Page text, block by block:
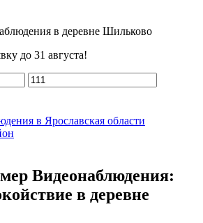
в деревне Шильково
до 31 августа!
в Ярославская области
Видеонаблюдения:
в деревне